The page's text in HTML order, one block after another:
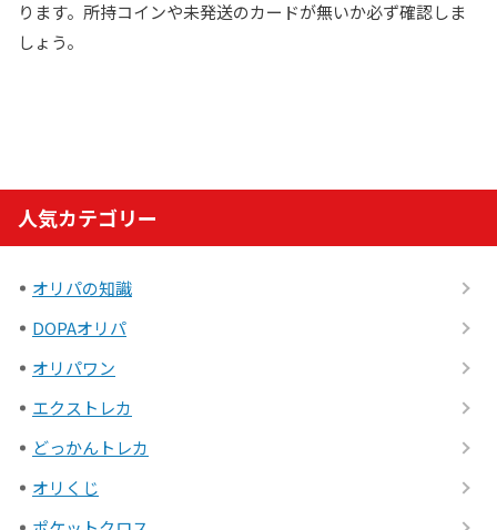
ります。所持コインや未発送のカードが無いか必ず確認しま
しょう。
人気カテゴリー
オリパの知識
DOPAオリパ
オリパワン
エクストレカ
どっかんトレカ
オリくじ